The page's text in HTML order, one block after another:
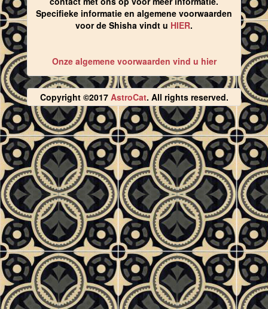
Specifieke informatie en algemene voorwaarden
voor de Shisha vindt u HIER.
Onze algemene voorwaarden vind u hier
Copyright ©2017 AstroCat. All rights reserved.